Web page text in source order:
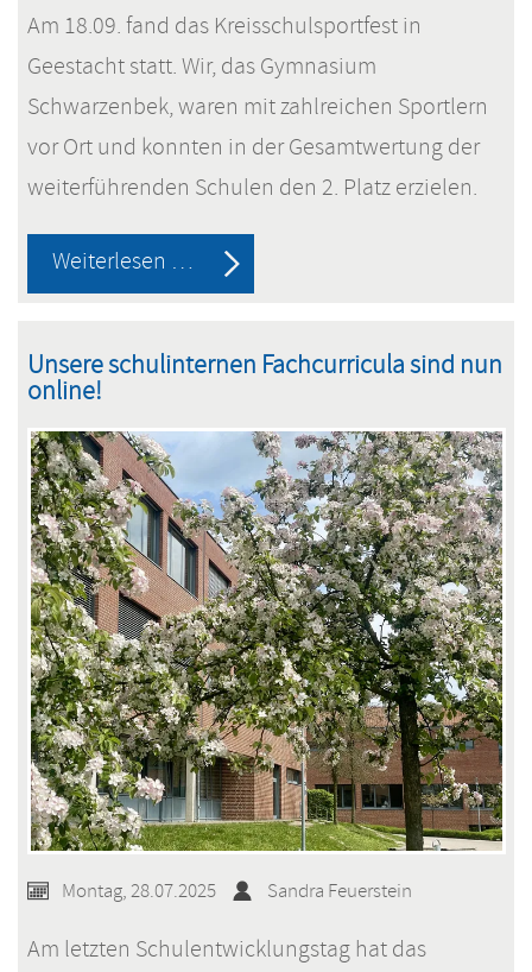
Am 18.09. fand das Kreisschulsportfest in
Geestacht statt. Wir, das Gymnasium
Schwarzenbek, waren mit zahlreichen Sportlern
vor Ort und konnten in der Gesamtwertung der
weiterführenden Schulen den 2. Platz erzielen.
Weiterlesen …
erfolgreicher
für
die
Leichtathleten
aus
Schwarzenbek
Unsere schulinternen Fachcurricula sind nun
online!
Montag, 28.07.2025 Sandra Feuerstein
Am letzten Schulentwicklungstag hat das